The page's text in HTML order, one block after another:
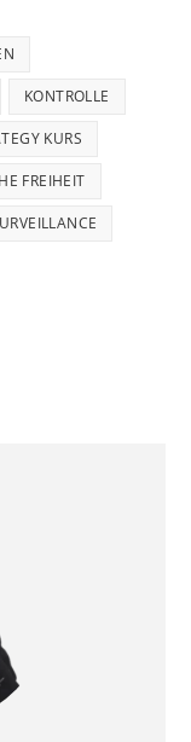
KONTROLLE
KURS
FREIHEIT